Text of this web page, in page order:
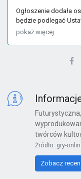
Ogłoszenie dodała
będzie podlegać
pokaż więcej
twórców
Źródło: gry-
Zobacz